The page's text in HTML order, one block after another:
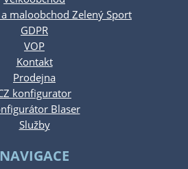
maloobchod Zelený Sport
GDPR
VOP
Kontakt
Prodejna
konfigurator
Blaser
Služby
NAVIGACE